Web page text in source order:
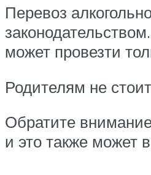
Перевоз
может провезти
Родителям не
Обратите
и это также может